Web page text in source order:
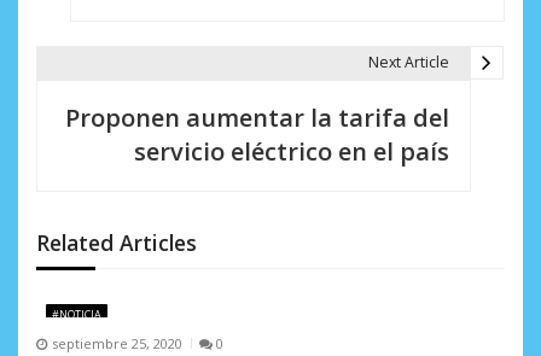
d
e
Next Article
Proponen aumentar la tarifa del
servicio eléctrico en el país
Related Articles
#NOTICIA
septiembre 25, 2020 0